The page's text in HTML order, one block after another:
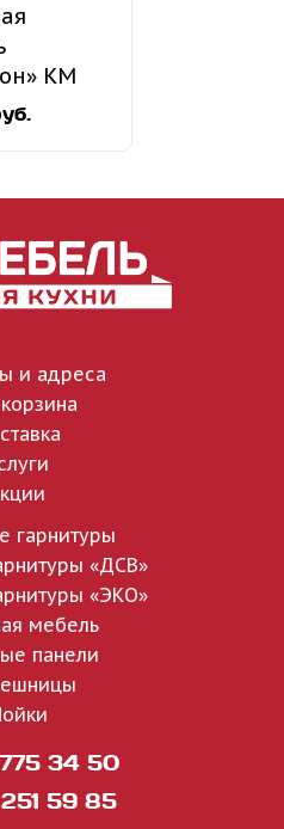
КМ
и адреса
гарнитуры
«ДСВ»
«ЭКО»
мебель
панели
34 50
59 85